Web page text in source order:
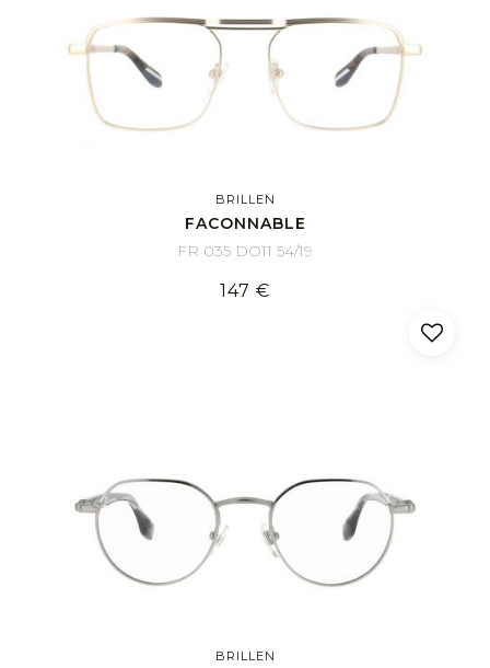
BRILLEN
FACONNABLE
FR 035 DO11 54/19
147 €
BRILLEN